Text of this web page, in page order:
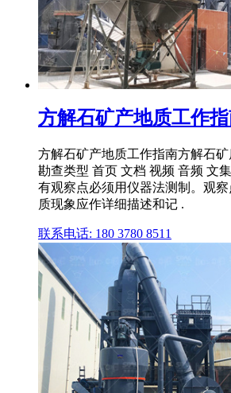
方解石矿产地质工作
方解石矿产地质工作指南方解石
勘查类型 首页 文档 视频 音频 文
有观察点必须用仪器法测制。观
质现象应作详细描述和记 .
联系电话: 180 3780 8511